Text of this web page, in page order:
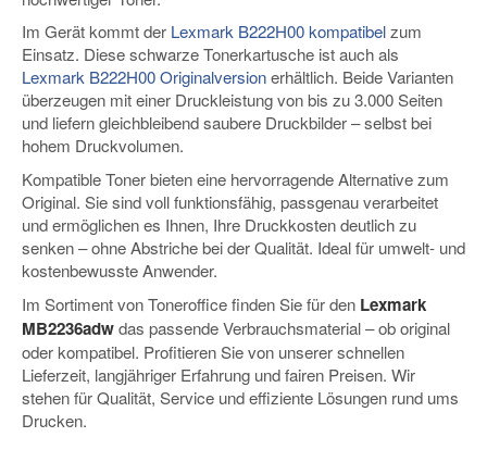
Im Gerät kommt der Lexmark B222H00 kompatibelzum
Einsatz. Diese schwarze Tonerkartusche ist auch als
Lexmark B222H00 Originalversionerhältlich. Beide Varianten
überzeugen mit einer Druckleistung von bis zu 3.000 Seiten
und liefern gleichbleibend saubere Druckbilder – selbst bei
hohem Druckvolumen.
Kompatible Toner bieten eine hervorragende Alternative zum
Original. Sie sind voll funktionsfähig, passgenau verarbeitet
und ermöglichen es Ihnen, Ihre Druckkosten deutlich zu
senken – ohne Abstriche bei der Qualität. Ideal für umwelt- und
kostenbewusste Anwender.
Im Sortiment von Toneroffice finden Sie für den Lexmark
MB2236adwdas passende Verbrauchsmaterial – ob original
oder kompatibel. Profitieren Sie von unserer schnellen
Lieferzeit, langjähriger Erfahrung und fairen Preisen. Wir
stehen für Qualität, Service und effiziente Lösungen rund ums
Drucken.